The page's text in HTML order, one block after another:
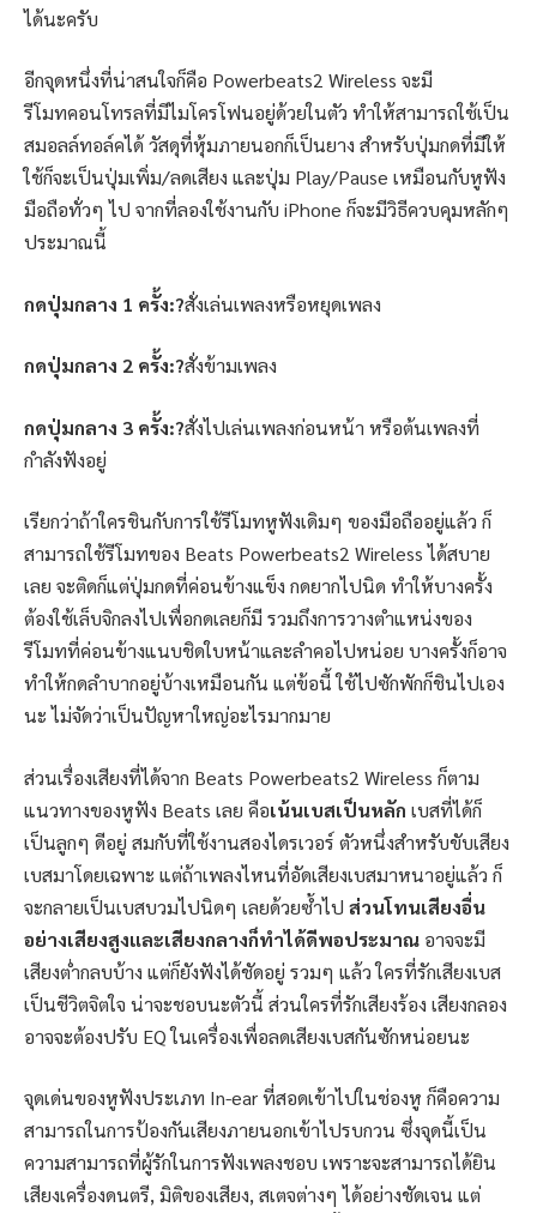
ได้นะครับ
อีกจุดหนึ่งที่น่าสนใจก็คือ Powerbeats2 Wireless จะมี
รีโมทคอนโทรลที่มีไมโครโฟนอยู่ด้วยในตัว ทำให้สามารถใช้เป็น
สมอลล์ทอล์คได้ วัสดุที่หุ้มภายนอกก็เป็นยาง สำหรับปุ่มกดที่มีให้
ใช้ก็จะเป็นปุ่มเพิ่ม/ลดเสียง และปุ่ม Play/Pause เหมือนกับหูฟัง
มือถือทั่วๆ ไป จากที่ลองใช้งานกับ iPhone ก็จะมีวิธีควบคุมหลักๆ
ประมาณนี้
กดปุ่มกลาง 1 ครั้ง:?สั่งเล่นเพลงหรือหยุดเพลง
กดปุ่มกลาง 2 ครั้ง:?สั่งข้ามเพลง
กดปุ่มกลาง 3 ครั้ง:?สั่งไปเล่นเพลงก่อนหน้า หรือต้นเพลงที่
กำลังฟังอยู่
เรียกว่าถ้าใครชินกับการใช้รีโมทหูฟังเดิมๆ ของมือถืออยู่แล้ว ก็
สามารถใช้รีโมทของ Beats Powerbeats2 Wireless ได้สบาย
เลย จะติดก็แต่ปุ่มกดที่ค่อนข้างแข็ง กดยากไปนิด ทำให้บางครั้ง
ต้องใช้เล็บจิกลงไปเพื่อกดเลยก็มี รวมถึงการวางตำแหน่งของ
รีโมทที่ค่อนข้างแนบชิดใบหน้าและลำคอไปหน่อย บางครั้งก็อาจ
ทำให้กดลำบากอยู่บ้างเหมือนกัน แต่ข้อนี้ ใช้ไปซักพักก็ชินไปเอง
นะ ไม่จัดว่าเป็นปัญหาใหญ่อะไรมากมาย
ส่วนเรื่องเสียงที่ได้จาก Beats Powerbeats2 Wireless ก็ตาม
แนวทางของหูฟัง Beats เลย คือเน้นเบสเป็นหลัก เบสที่ได้ก็
เป็นลูกๆ ดีอยู่ สมกับที่ใช้งานสองไดรเวอร์ ตัวหนึ่งสำหรับขับเสียง
เบสมาโดยเฉพาะ แต่ถ้าเพลงไหนที่อัดเสียงเบสมาหนาอยู่แล้ว ก็
จะกลายเป็นเบสบวมไปนิดๆ เลยด้วยซ้ำไป ส่วนโทนเสียงอื่น
อย่างเสียงสูงและเสียงกลางก็ทำได้ดีพอประมาณ อาจจะมี
เสียงต่ำกลบบ้าง แต่ก็ยังฟังได้ชัดอยู่ รวมๆ แล้ว ใครที่รักเสียงเบส
เป็นชีวิตจิตใจ น่าจะชอบนะตัวนี้ ส่วนใครที่รักเสียงร้อง เสียงกลอง
อาจจะต้องปรับ EQ ในเครื่องเพื่อลดเสียงเบสกันซักหน่อยนะ
จุดเด่นของหูฟังประเภท In-ear ที่สอดเข้าไปในช่องหู ก็คือความ
สามารถในการป้องกันเสียงภายนอกเข้าไปรบกวน ซึ่งจุดนี้เป็น
ความสามารถที่ผู้รักในการฟังเพลงชอบ เพราะจะสามารถได้ยิน
เสียงเครื่องดนตรี, มิติของเสียง, สเตจต่างๆ ได้อย่างชัดเจน แต่